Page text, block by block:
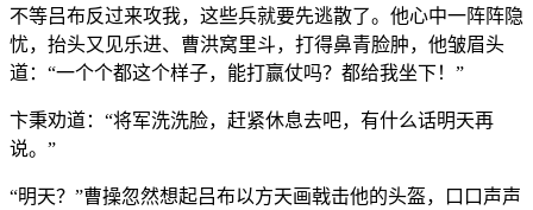
不等吕布反过来攻我，这些兵就要先逃散了。他心中一阵阵隐
忧，抬头又见乐进、曹洪窝里斗，打得鼻青脸肿，他皱眉头
道：“一个个都这个样子，能打赢仗吗？都给我坐下！”
卞秉劝道：“将军洗洗脸，赶紧休息去吧，有什么话明天再
说。”
“明天？”曹操忽然想起吕布以方天画戟击他的头盔，口口声声